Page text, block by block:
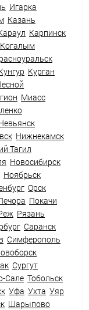
Игарка
Казань
Карпинск
Когалым
Курган
Миасс
Нижнекамск
Тагил
Новосибирск
Ноябрьск
Орск
Покачи
Рязань
Саранск
Симферополь
Сургут
Сале Тобольск
Уфа Ухта Уяр
Шарыпово